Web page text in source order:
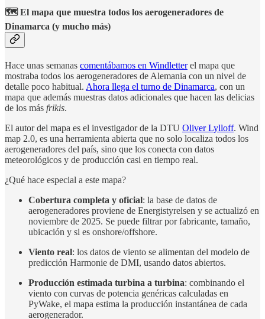
🗺️ El mapa que muestra todos los aerogeneradores de
Dinamarca (y mucho más)
Hace unas semanas comentábamos en Windletterel mapa que
mostraba todos los aerogeneradores de Alemania con un nivel de
detalle poco habitual. Ahora llega el turno de Dinamarca, con un
mapa que además muestras datos adicionales que hacen las delicias
de los más frikis.
El autor del mapa es el investigador de la DTU Oliver Lylloff. Wind
map 2.0, es una herramienta abierta que no solo localiza todos los
aerogeneradores del país, sino que los conecta con datos
meteorológicos y de producción casi en tiempo real.
¿Qué hace especial a este mapa?
Cobertura completa y oficial: la base de datos de
aerogeneradores proviene de Energistyrelsen y se actualizó en
noviembre de 2025. Se puede filtrar por fabricante, tamaño,
ubicación y si es onshore/offshore.
Viento real: los datos de viento se alimentan del modelo de
predicción Harmonie de DMI, usando datos abiertos.
Producción estimada turbina a turbina: combinando el
viento con curvas de potencia genéricas calculadas en
PyWake, el mapa estima la producción instantánea de cada
aerogenerador.